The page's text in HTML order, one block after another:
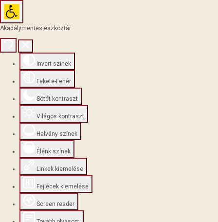
Akadálymentes eszköztár
Invert szinek
Fekete-Fehér
Sötét kontraszt
Világos kontraszt
Halvány színek
Élénk színek
Linkek kiemelése
Fejlécek kiemelése
Screen reader